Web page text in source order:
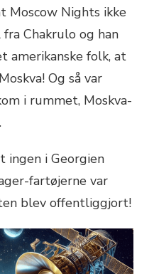
Moscow Nights ikke
Chakrulo og han
folk, at
Og så var
i rummet, Moskva-
ingen i Georgien
fartøjerne var
blev offentliggjort!